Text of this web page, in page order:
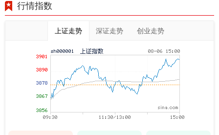
行情指数
上证走势 深证走势 创业走势